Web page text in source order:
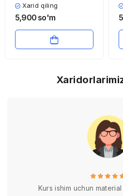
tartibga solishda
davlatning iqtisodiy roli
Xarid qiling
5,900 so'm
Kurs ishim uchun